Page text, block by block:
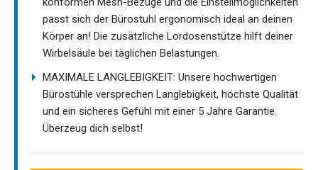
passt sich der Bürostuhl ergonomisch ideal an deinen
Körper an! Die zusätzliche Lordosenstütze hilft deiner
Wirbelsäule bei täglichen Belastungen.
MAXIMALE LANGLEBIGKEIT: Unsere hochwertigen
Bürostühle versprechen Langlebigkeit, höchste Qualität
und ein sicheres Gefühl mit einer 5 Jahre Garantie.
Überzeug dich selbst!